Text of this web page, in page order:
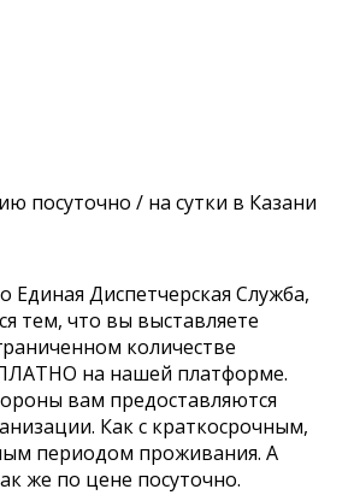
посуточно / на сутки в Казани
Единая Диспетчерская Служба,
тем, что вы выставляете
количестве
на нашей платформе.
вам предоставляются
Как с краткосрочным,
периодом проживания. А
же по цене посуточно.